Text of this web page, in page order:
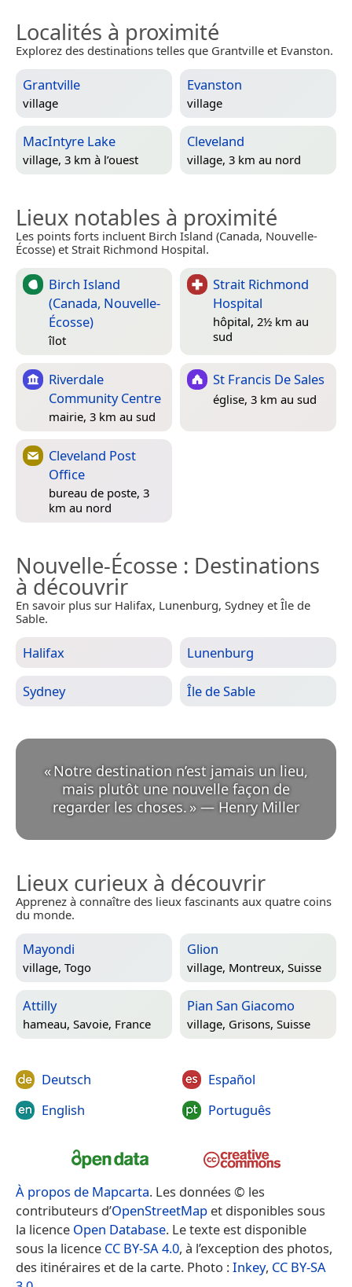
Localités à proximité
Explorez des destinations telles que Grantville et Evanston.
Grantville
village
Evanston
village
MacIntyre Lake
village, 3 km à l’ouest
Cleveland
village, 3 km au nord
Lieux notables à proximité
Les points forts incluent Birch Island (Canada, Nouvelle-
Écosse) et Strait Richmond Hospital.
Birch Island
(Canada, Nouvelle-
Écosse)
îlot
Strait Richmond
Hospital
hôpital, 2½ km au
sud
Riverdale
Community Centre
mairie, 3 km au sud
St Francis De Sales
église, 3 km au sud
Cleveland Post
Office
bureau de poste, 3
km au nord
Nouvelle-Écosse : Destinations
à découvrir
En savoir plus sur Halifax, Lunenburg, Sydney et Île de
Sable.
Halifax Lunenburg
Sydney Île de Sable
«Notre destination n’est jamais un lieu,
mais plutôt une nouvelle façon de
regarder les choses. » — Henry Miller
Lieux curieux à découvrir
Apprenez à connaître des lieux fascinants aux quatre coins
du monde.
Mayondi
village, Togo
Glion
village, Montreux, Suisse
Attilly
hameau, Savoie, France
Pian San Giacomo
village, Grisons, Suisse
Deutsch
English
Español
Português
À propos de Mapcarta. Les données © les
contributeurs d’OpenStreetMap et disponibles sous
la licence Open Database. Le texte est disponible
sous la licence CC BY-SA 4.0, à l’exception des photos,
des itinéraires et de la carte. Photo :Inkey, CC BY-SA